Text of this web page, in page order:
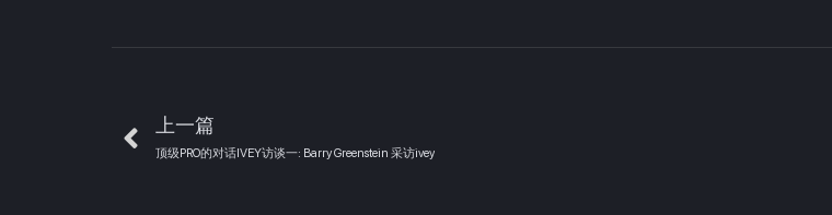
上一篇
顶级PRO的对话IVEY访谈一: Barry Greenstein 采访ivey